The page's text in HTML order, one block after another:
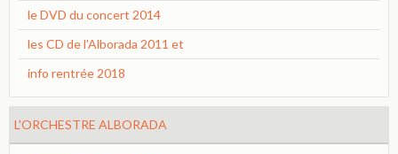
le DVD du concert 2014
les CD de l'Alborada 2011 et
info rentrée 2018
L'ORCHESTRE ALBORADA